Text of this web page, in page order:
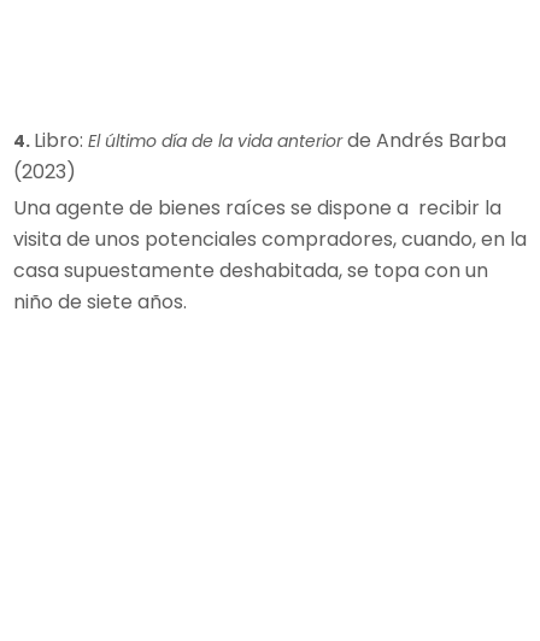
4. Libro: El último día de la vida anteriorde Andrés Barba
(2023)
Una agente de bienes raíces se dispone a recibir la
visita de unos potenciales compradores, cuando, en la
casa supuestamente deshabitada, se topa con un
niño de siete años.